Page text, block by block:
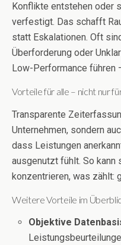
Konflikte entstehen oder
verfestigt. Das schafft
statt Eskalationen. Oft
Überforderung oder
Low-Performance führen
Vorteile für alle – nicht nur
Transparente
Unternehmen, sondern
dass Leistungen
ausgenutzt fühlt. So kann
konzentrieren, was zählt:
Weitere Vorteile im
Objektive